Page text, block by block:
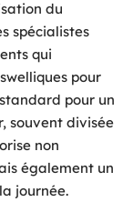
du
spécialistes
qui
pour
pour un
souvent divisée
non
également un
journée.